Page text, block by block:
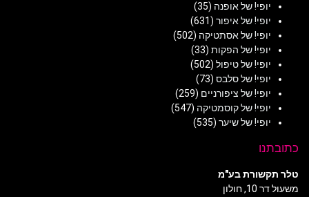
יופי! של אופנה (35)
יופי! של איפור (631)
יופי! של אסתטיקה (502)
יופי! של הפקות (33)
יופי! של טיפול (502)
יופי! של סלבס (73)
יופי! של ציפורניים (259)
יופי! של קוסמטיקה (547)
יופי! של שיער (535)
כתובתנו
טלר תקשורת בע"מ
משעול דר 10, חולון